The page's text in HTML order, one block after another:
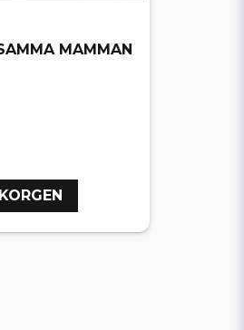
MAMMAN